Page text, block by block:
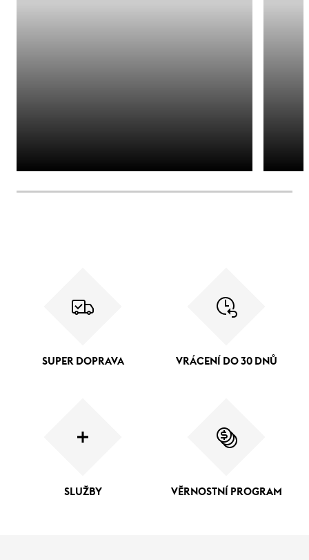
SUPER DOPRAVA VRÁCENÍ DO 30 DNŮ
SLUŽBY VĚRNOSTNÍ PROGRAM